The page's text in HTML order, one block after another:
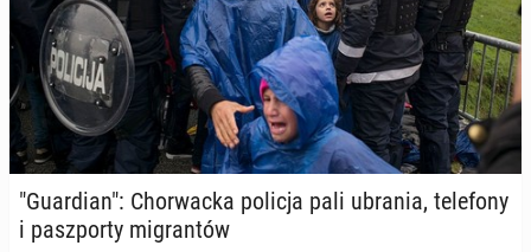
"Gu­ar­dian": Chor­wac­ka policja pali ubrania, te­le­fo­ny
i pasz­por­ty mi­gran­tów